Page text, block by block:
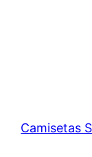
Camisetas